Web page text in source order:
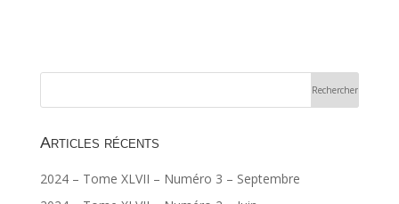
Articles récents
2024 – Tome XLVII – Numéro 3 – Septembre